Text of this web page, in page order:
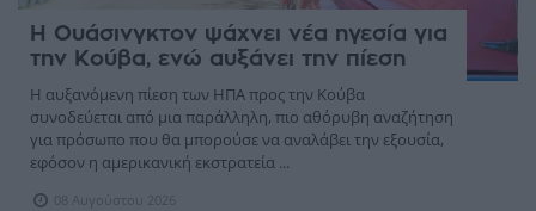
Η Ουάσινγκτον ψάχνει νέα ηγεσία για
την Κούβα, ενώ αυξάνει την πίεση
Η αυξανόμενη πίεση των ΗΠΑ προς την Κούβα
συνοδεύεται από μια παράλληλη, πιο αθόρυβη αναζήτηση
για πρόσωπο που θα μπορούσε να αναλάβει την εξουσία,
εφόσον η αμερικανική εκστρατεία ...
08 Αυγούστου 2026